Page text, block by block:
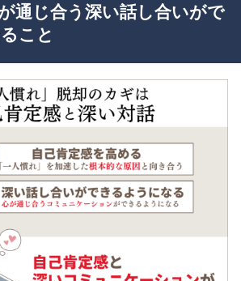
通じ合う深い話し合いがで
こと